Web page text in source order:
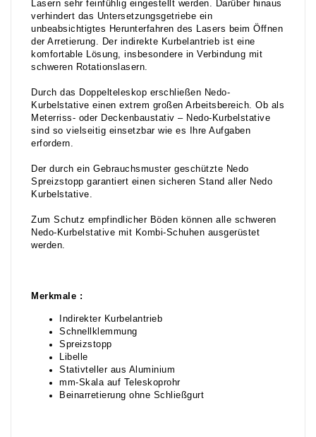
Lasern sehr feinfühlig eingestellt werden. Darüber hinaus
verhindert das Untersetzungsgetriebe ein
unbeabsichtigtes Herunterfahren des Lasers beim Öffnen
der Arretierung. Der indirekte Kurbelantrieb ist eine
komfortable Lösung, insbesondere in Verbindung mit
schweren Rotationslasern.
Durch das Doppelteleskop erschließen Nedo-
Kurbelstative einen extrem großen Arbeitsbereich. Ob als
Meterriss- oder Deckenbaustativ – Nedo-Kurbelstative
sind so vielseitig einsetzbar wie es Ihre Aufgaben
erfordern.
Der durch ein Gebrauchsmuster geschützte Nedo
Spreizstopp garantiert einen sicheren Stand aller Nedo
Kurbelstative.
Zum Schutz empfindlicher Böden können alle schweren
Nedo-Kurbelstative mit Kombi-Schuhen ausgerüstet
werden.
Merkmale :
Indirekter Kurbelantrieb
Schnellklemmung
Spreizstopp
Libelle
Stativteller aus Aluminium
mm-Skala auf Teleskoprohr
Beinarretierung ohne Schließgurt